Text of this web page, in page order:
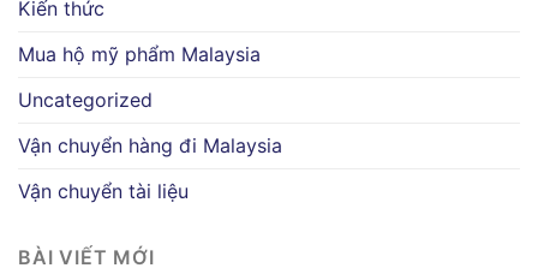
Kiến thức
Mua hộ mỹ phẩm Malaysia
Uncategorized
Vận chuyển hàng đi Malaysia
Vận chuyển tài liệu
BÀI VIẾT MỚI